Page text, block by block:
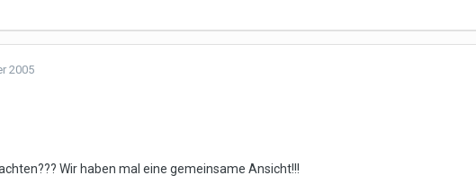
2005
Wir haben mal eine gemeinsame Ansicht!!!